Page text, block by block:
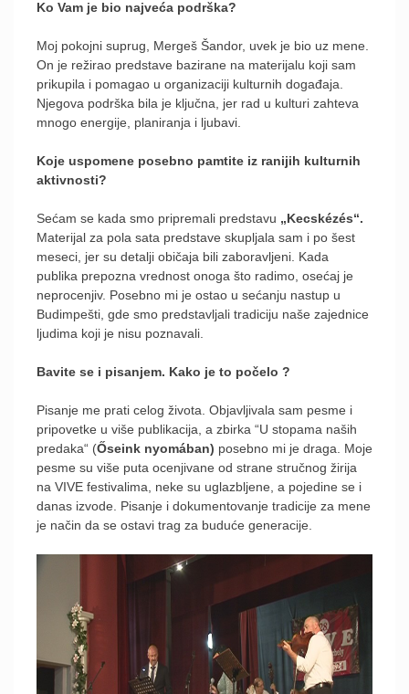
Ko Vam je bio najveća podrška?
Moj pokojni suprug, Mergeš Šandor, uvek je bio uz mene.
On je režirao predstave bazirane na materijalu koji sam
prikupila i pomagao u organizaciji kulturnih događaja.
Njegova podrška bila je ključna, jer rad u kulturi zahteva
mnogo energije, planiranja i ljubavi.
Koje uspomene posebno pamtite iz ranijih kulturnih
aktivnosti?
Sećam se kada smo pripremali predstavu „Kecskézés“.
Materijal za pola sata predstave skupljala sam i po šest
meseci, jer su detalji običaja bili zaboravljeni. Kada
publika prepozna vrednost onoga što radimo, osećaj je
neprocenjiv. Posebno mi je ostao u sećanju nastup u
Budimpešti, gde smo predstavljali tradiciju naše zajednice
ljudima koji je nisu poznavali.
Bavite se i pisanjem. Kako je to počelo ?
Pisanje me prati celog života. Objavljivala sam pesme i
pripovetke u više publikacija, a zbirka “U stopama naših
predaka“ (Őseink nyomában) posebno mi je draga. Moje
pesme su više puta ocenjivane od strane stručnog žirija
na VIVE festivalima, neke su uglazbljene, a pojedine se i
danas izvode. Pisanje i dokumentovanje tradicije za mene
je način da se ostavi trag za buduće generacije.